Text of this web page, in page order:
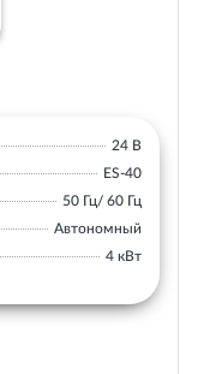
24 В
ES-40
50 Гц/ 60 Гц
Автономный
4 кВт